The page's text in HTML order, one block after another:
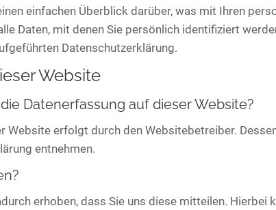
einfachen Überblick darüber, was mit Ihren
Daten, mit denen Sie persönlich identifiziert
Datenschutzerklärung.
Website
Datenerfassung auf dieser Website?
Website erfolgt durch den Websitebetreiber.
entnehmen.
erhoben, dass Sie uns diese mitteilen.